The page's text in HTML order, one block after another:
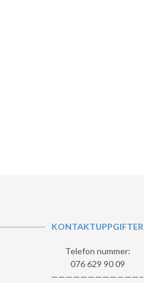
KONTAKTUPPGIFTER
Telefon nummer:
076 629 90 09
————————————–